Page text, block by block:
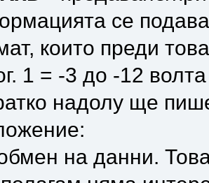
се
които преди
1 = -3 до -12
надолу ще
на данни.